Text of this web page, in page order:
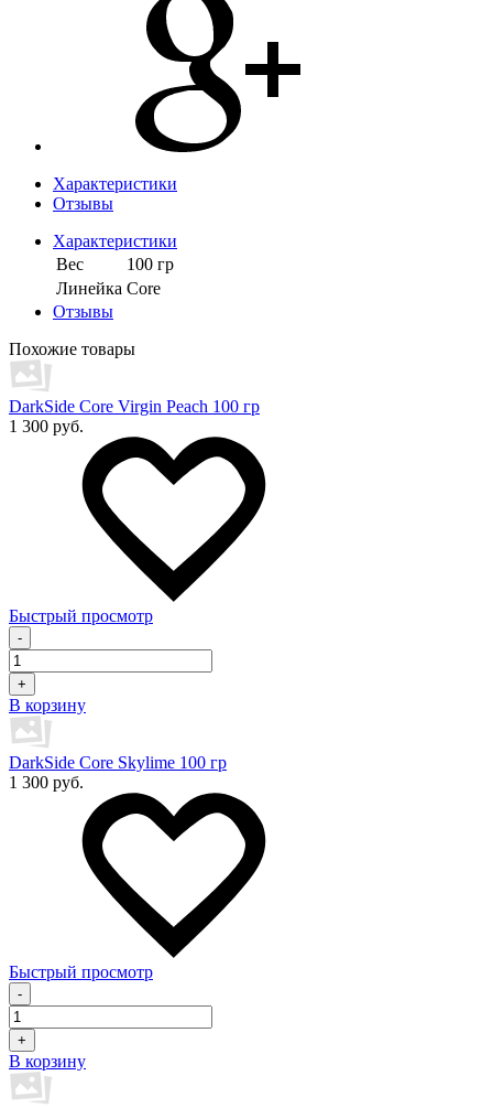
Характеристики
Отзывы
Характеристики
Вес
100 гр
Линейка Core
Отзывы
Похожие товары
DarkSide Core Virgin Peach 100 гр
1 300 руб.
Быстрый просмотр
-
+
В корзину
DarkSide Core Skylime 100 гр
1 300 руб.
Быстрый просмотр
-
+
В корзину